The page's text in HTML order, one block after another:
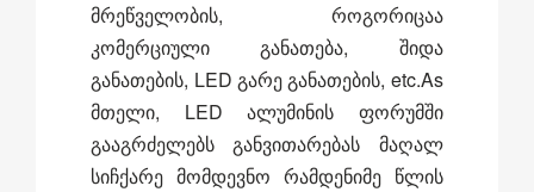
მრეწველობის, როგორიცაა
კომერციული განათება, შიდა
განათების, LED გარე განათების, etc.As
მთელი, LED ალუმინის ფორუმში
გააგრძელებს განვითარებას მაღალ
სიჩქარე მომდევნო რამდენიმე წლის